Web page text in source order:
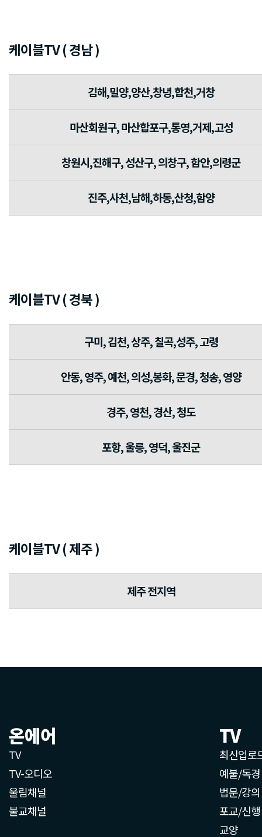
케이블TV ( 경남 )
김해,밀양,양산,창녕,합천,거창
마산회원구, 마산합포구,통영,거제,고성
창원시,진해구, 성산구, 의창구, 함안,의령군
진주,사천,남해,하동,산청,함양
케이블TV ( 경북 )
구미, 김천, 상주, 칠곡,성주, 고령
안동, 영주, 예천, 의성,봉화, 문경, 청송, 영양
경주, 영천, 경산, 청도
포항, 울릉, 영덕, 울진군
케이블TV ( 제주 )
제주 전지역
온에어
TV
TV-오디오
울림채널
불교채널
TV
최신업로
예불/독경
법문/강의
포교/신행
교양